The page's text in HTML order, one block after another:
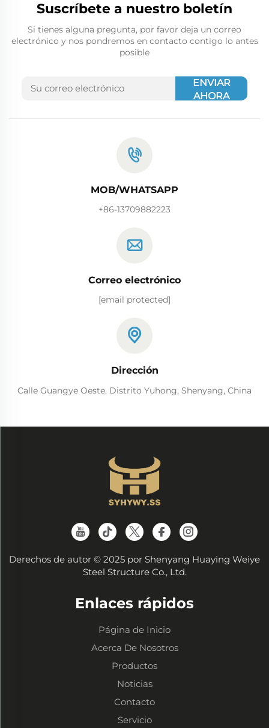
Suscríbete a nuestro boletín
Si tienes alguna pregunta, por favor deja un correo
electrónico y nos pondremos en contacto contigo lo antes
posible
ENVIAR
AHORA
MOB/WHATSAPP
+86-13709882223
Correo electrónico
[email protected]
Dirección
Calle Guangye Oeste, Distrito Yuhong, Shenyang, China
Derechos de autor © 2025 por Shenyang Huaying Weiye
Steel Structure Co., Ltd.
Enlaces rápidos
Página de Inicio
Acerca De Nosotros
Productos
Noticias
Contacto
Servicio